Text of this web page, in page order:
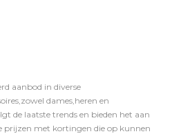
aanbod in diverse
dames,heren en
de laatste trends en bieden het aan
prijzen met kortingen die op kunnen